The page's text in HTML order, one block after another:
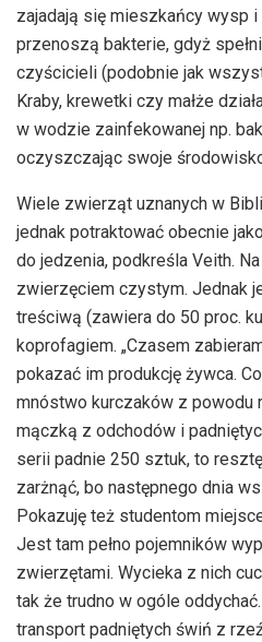
zajadają się mieszkańcy wysp i
przenoszą bakterie, gdyż
czyścicieli (podobnie jak
Kraby, krewetki czy małże
w wodzie zainfekowanej np.
oczyszczając swoje
Wiele zwierząt uznanych w
jednak potraktować obecnie
do jedzenia, podkreśla Veith.
zwierzęciem czystym. Jednak
treściwą (zawiera do 50 proc.
koprofagiem. „Czasem
pokazać im produkcję żywca.
mnóstwo kurczaków z powodu
mączką z odchodów i
serii padnie 250 sztuk, to
zarżnąć, bo następnego dnia
Pokazuję też studentom
Jest tam pełno pojemników
zwierzętami. Wycieka z nich
tak że trudno w ogóle
transport padniętych świń z